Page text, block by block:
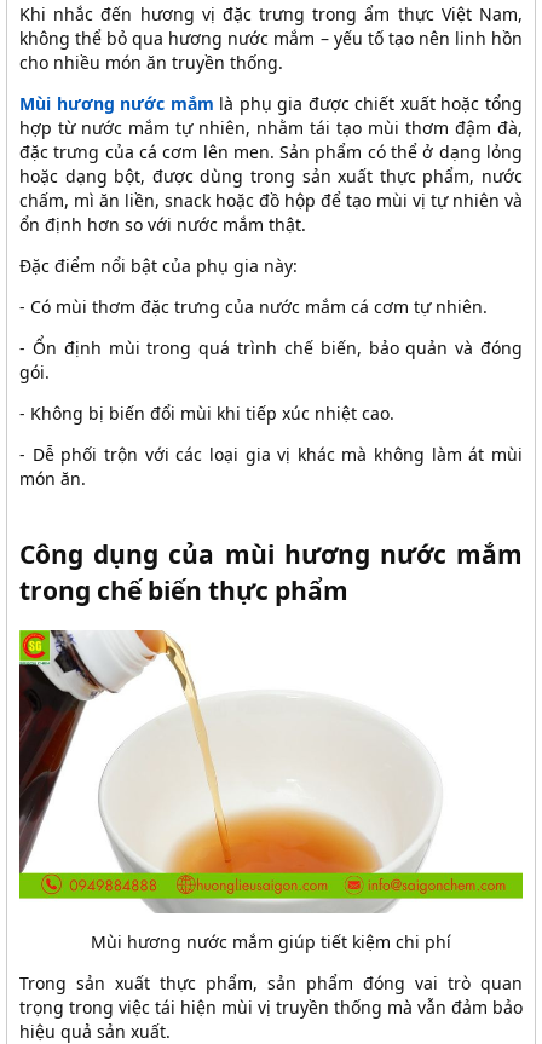
Khi nhắc đến hương vị đặc trưng trong ẩm thực Việt Nam,
không thể bỏ qua hương nước mắm – yếu tố tạo nên linh hồn
cho nhiều món ăn truyền thống.
Mùi hương nước mắm là phụ gia được chiết xuất hoặc tổng
hợp từ nước mắm tự nhiên, nhằm tái tạo mùi thơm đậm đà,
đặc trưng của cá cơm lên men. Sản phẩm có thể ở dạng lỏng
hoặc dạng bột, được dùng trong sản xuất thực phẩm, nước
chấm, mì ăn liền, snack hoặc đồ hộp để tạo mùi vị tự nhiên và
ổn định hơn so với nước mắm thật.
Đặc điểm nổi bật của phụ gia này:
- Có mùi thơm đặc trưng của nước mắm cá cơm tự nhiên.
- Ổn định mùi trong quá trình chế biến, bảo quản và đóng
gói.
- Không bị biến đổi mùi khi tiếp xúc nhiệt cao.
- Dễ phối trộn với các loại gia vị khác mà không làm át mùi
món ăn.
Công dụng của mùi hương nước mắm
trong chế biến thực phẩm
Mùi hương nước mắm giúp tiết kiệm chi phí
Trong sản xuất thực phẩm, sản phẩm đóng vai trò quan
trọng trong việc tái hiện mùi vị truyền thống mà vẫn đảm bảo
hiệu quả sản xuất.